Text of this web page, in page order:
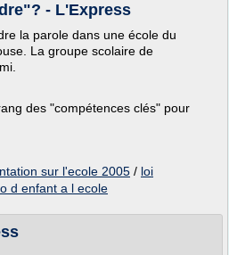
- L'Express
la parole dans une école du
La groupe scolaire de
des "compétences clés" pour
sur l'ecole 2005 / loi
d enfant a l ecole